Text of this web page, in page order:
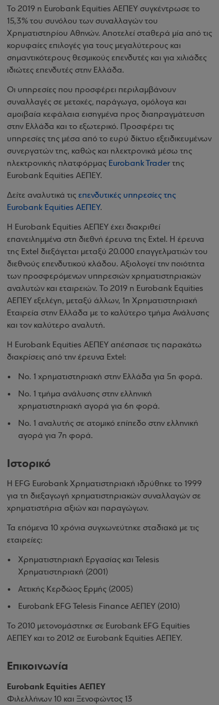
Το 2019 η Eurobank Equities ΑΕΠΕΥ συγκέντρωσε το
15,3% του συνόλου των συναλλαγών του
Χρηματιστηρίου Αθηνών. Αποτελεί σταθερά μία από τις
κορυφαίες επιλογές για τους μεγαλύτερους και
σημαντικότερους θεσμικούς επενδυτές και για χιλιάδες
ιδιώτες επενδυτές στην Ελλάδα.
Οι υπηρεσίες που προσφέρει περιλαμβάνουν
συναλλαγές σε μετοχές, παράγωγα, ομόλογα και
αμοιβαία κεφάλαια εισηγμένα προς διαπραγμάτευση
στην Ελλάδα και το εξωτερικό. Προσφέρει τις
υπηρεσίες της μέσα από το ευρύ δίκτυο εξειδικευμένων
συνεργατών της, καθώς και ηλεκτρονικά μέσω της
ηλεκτρονικής πλατφόρμας Eurobank Trader της
Eurobank Equities ΑΕΠΕΥ.
Δείτε αναλυτικά τις επενδυτικές υπηρεσίες της
Eurobank Equities ΑΕΠΕΥ.
Η Eurobank Equities ΑΕΠΕΥ έχει διακριθεί
επανειλημμένα στη διεθνή έρευνα της Extel. Η έρευνα
της Extel διεξάγεται μεταξύ 20.000 επαγγελματιών του
διεθνούς επενδυτικού κλάδου. Αξιολογεί την ποιότητα
των προσφερόμενων υπηρεσιών χρηματιστηριακών
αναλυτών και εταιρειών. Το 2019 η Eurobank Equities
ΑΕΠΕΥ εξελέγη, μεταξύ άλλων, 1η Χρηματιστηριακή
Εταιρεία στην Ελλάδα με το καλύτερο τμήμα Ανάλυσης
και τον καλύτερο αναλυτή.
Η Eurobank Equities ΑΕΠΕΥ απέσπασε τις παρακάτω
διακρίσεις από την έρευνα Extel:
Νο. 1 χρηματιστηριακή στην Ελλάδα για 5η φορά.
Νο. 1 τμήμα ανάλυσης στην ελληνική
χρηματιστηριακή αγορά για 6η φορά.
Νο. 1 αναλυτής σε ατομικό επίπεδο στην ελληνική
αγορά για 7η φορά.
Ιστορικό
Η EFG Eurobank Χρηματιστηριακή ιδρύθηκε το 1999
για τη διεξαγωγή χρηματιστηριακών συναλλαγών σε
χρηματιστήρια αξιών και παραγώγων.
Τα επόμενα 10 χρόνια συγχωνεύτηκε σταδιακά με τις
εταιρείες:
Χρηματιστηριακή Εργασίας και Telesis
Χρηματιστηριακή (2001)
Αττικής Κερδώος Ερμής (2005)
Eurobank EFG Telesis Finance ΑΕΠΕΥ (2010)
Το 2010 μετονομάστηκε σε Eurobank EFG Equities
ΑΕΠΕΥ και το 2012 σε Eurobank Equities ΑΕΠΕΥ.
Επικοινωνία
Eurobank Equities ΑΕΠΕΥ
Φιλελλήνων 10 και Ξενοφώντος 13